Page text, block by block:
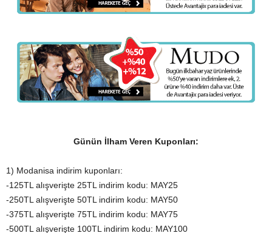
Günün İlham Veren Kuponları:
1) Modanisa indirim kuponları:
-125TL alışverişte 25TL indirim kodu: MAY25
-250TL alışverişte 50TL indirim kodu: MAY50
-375TL alışverişte 75TL indirim kodu: MAY75
-500TL alışverişte 100TL indirim kodu: MAY100